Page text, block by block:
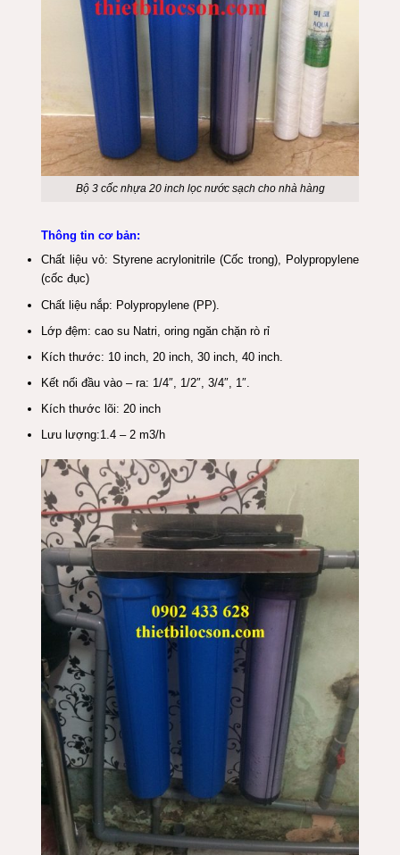
Bộ 3 cốc nhựa 20 inch lọc nước sạch cho nhà hàng
Thông tin cơ bản:
Chất liệu vỏ: Styrene acrylonitrile (Cốc trong), Polypropylene
(cốc đục)
Chất liệu nắp: Polypropylene (PP).
Lớp đệm: cao su Natri, oring ngăn chặn rò rỉ
Kích thước: 10 inch, 20 inch, 30 inch, 40 inch.
Kết nối đầu vào – ra: 1/4″, 1/2″, 3/4″, 1″.
Kích thước lõi: 20 inch
Lưu lượng:1.4 – 2 m3/h